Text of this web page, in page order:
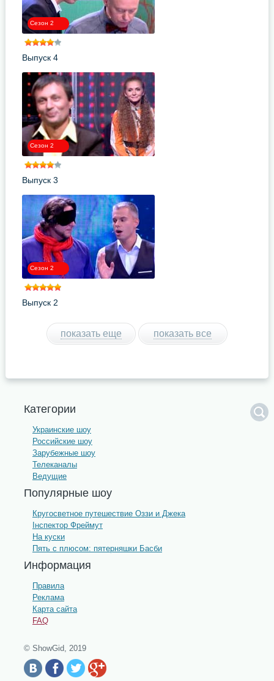
Сезон 2
Выпуск 4
Сезон 2
Выпуск 3
Сезон 2
Выпуск 2
показать еще показать все
Категории
Украинские шоу
Российские шоу
Зарубежные шоу
Телеканалы
Ведущие
Популярные шоу
Кругосветное путешествие Оззи и Джека
Інспектор Фреймут
На куски
Пять с плюсом: пятерняшки Басби
Информация
Правила
Реклама
Карта сайта
FAQ
© ShowGid, 2019